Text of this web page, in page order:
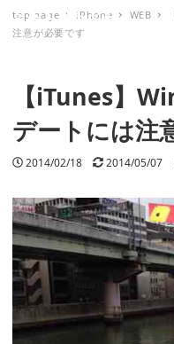
ミナトノキズナ
top page iPhone WEB
注意が必要です
【iTunes】
デートには注
投稿日
2014/02/18 更新日
2014/05/07